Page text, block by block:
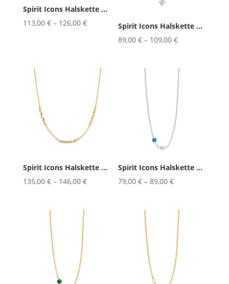
Spirit Icons Halskette Figaro 42...
113,00 €– 126,00 €
Spirit Icons Halskette Frida 42/...
89,00€ – 109,00€
Spirit Icons Halskette Linda 42/...
135,00 €– 146,00 €
Spirit Icons Halskette Lucky Blu...
79,00€ –89,00€